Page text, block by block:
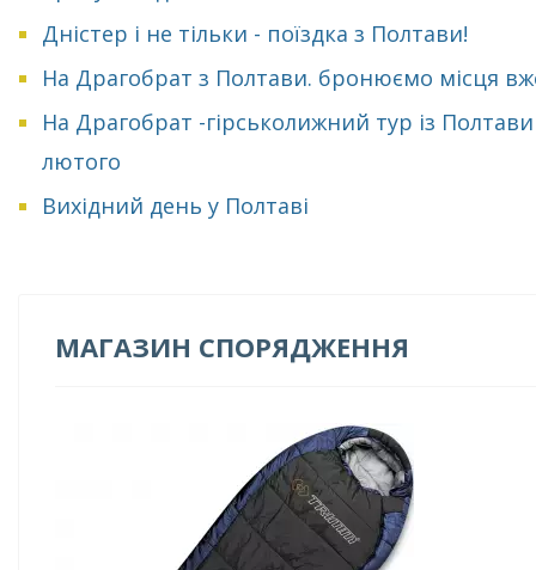
Дністер і не тільки - поїздка з Полтави!
На Драгобрат з Полтави. бронюємо місця
На Драгобрат -гірськолижний тур із
лютого
Вихідний день у Полтаві
МАГАЗИН СПОРЯДЖЕННЯ